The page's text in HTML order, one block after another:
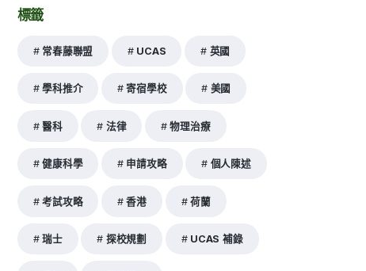
標籤
常春藤聯盟 UCAS 英國
學科推介 寄宿學校 美國
醫科 法律 物理治療
健康科學 申請攻略 個人陳述
考試攻略 香港 荷蘭
瑞士 探校規劃 UCAS 補錄